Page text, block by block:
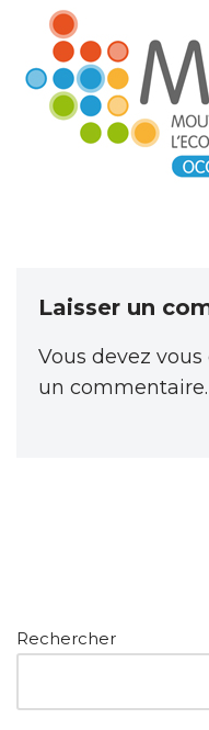
Laisser un
Vous devez vous
un commentaire.
Rechercher